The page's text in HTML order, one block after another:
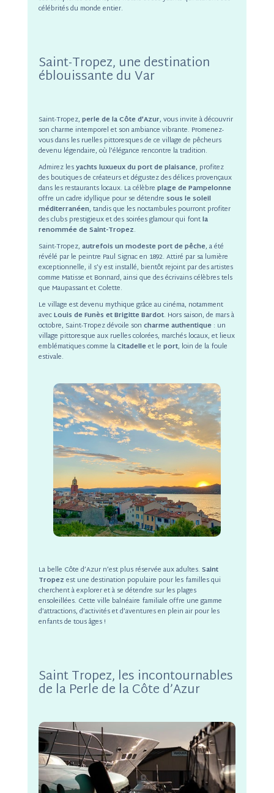
célébrités du monde entier.
Saint-Tropez, une destination
éblouissante du Var
Saint-Tropez, perle de la Côte d’Azur, vous invite à découvrir
son charme intemporel et son ambiance vibrante. Promenez-
vous dans les ruelles pittoresques de ce village de pêcheurs
devenu légendaire, où l’élégance rencontre la tradition.
Admirez lesyachts luxueux du port de plaisance, profitez
des boutiques de créateurs et dégustez des délices provençaux
dans les restaurants locaux. La célèbre plage de Pampelonne
offre un cadre idyllique pour se détendre sous le soleil
méditerranéen, tandis que les noctambules pourront profiter
des clubs prestigieux et des soirées glamour qui fontla
renommée de Saint-Tropez.
Saint-Tropez, autrefois un modeste port de pêche, a été
révélé par le peintre Paul Signac en 1892. Attiré par sa lumière
exceptionnelle, il s’y est installé, bientôt rejoint par des artistes
comme Matisse et Bonnard, ainsi que des écrivains célèbres tels
que Maupassant et Colette.
Le village est devenu mythique grâce au cinéma, notamment
avecLouis de Funès et Brigitte Bardot. Hors saison, de mars à
octobre, Saint-Tropez dévoile son charme authentique: un
village pittoresque aux ruelles colorées, marchés locaux, et lieux
emblématiques comme laCitadelleet le port, loin de la foule
estivale.
La belle Côte d’Azur n’est plus réservée aux adultes. Saint
Tropez est une destination populaire pour les familles qui
cherchent à explorer et à se détendre sur les plages
ensoleillées. Cette ville balnéaire familiale offre une gamme
d’attractions, d’activités et d’aventures en plein air pour les
enfants de tous âges !
Saint Tropez, les incontournables
de la Perle de la Côte d’Azur